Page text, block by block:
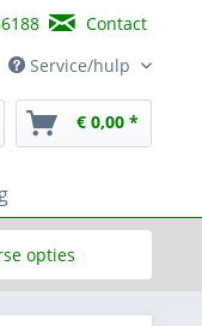
Contact
Service/hulp
€ 0,00 *
opties